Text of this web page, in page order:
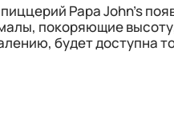
Papa John’s
покоряющие
будет доступна